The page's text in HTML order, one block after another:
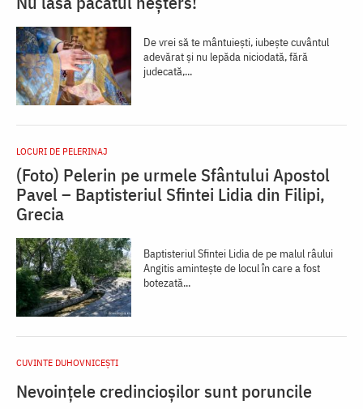
De vrei să te mântuiești, iubește cuvântul
adevărat și nu lepăda niciodată, fără
judecată,...
LOCURI DE PELERINAJ
(Foto) Pelerin pe urmele Sfântului Apostol
Pavel – Baptisteriul Sfintei Lidia din Filipi,
Grecia
Baptisteriul Sfintei Lidia de pe malul râului
Angitis amintește de locul în care a fost
botezată...
CUVINTE DUHOVNICEȘTI
Nevoințele credincioșilor sunt poruncile